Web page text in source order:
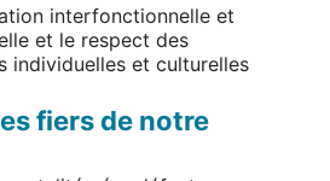
interfonctionnelle et
et le respect des
individuelles et culturelles
fiers de notre